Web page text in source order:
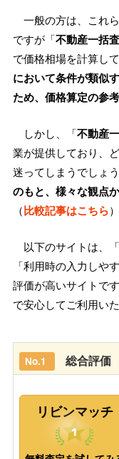
一般の方は、これ
ですが「不動産一括
で価格相場を計算し
において条件が類似
ため、価格算定の参
しかし、「不動産
業が提供しており、
迷ってしまうでしょ
のもと、様々な観点
（比較記事はこちら
以下のサイトは、
「利用時の入力しや
評価が高いサイトで
で安心してご利用いた